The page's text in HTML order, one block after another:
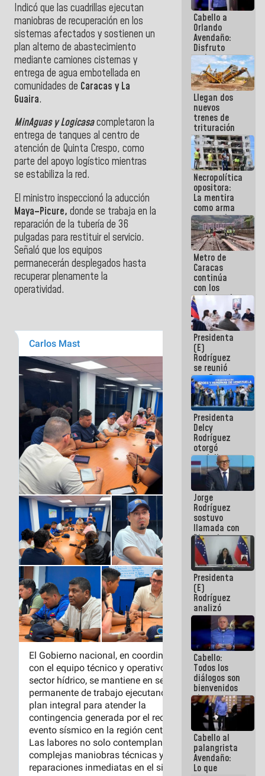
Indicó que las cuadrillas ejecutan
maniobras de recuperación en los
sistemas afectados y sostienen un
plan alterno de abastecimiento
mediante camiones cisternas y
entrega de agua embotellada en
comunidades de Caracas y La
Guaira.
MinAguas y Logicasacompletaron la
entrega de tanques al centro de
atención de Quinta Crespo, como
parte del apoyo logístico mientras
se estabiliza la red.
El ministro inspeccionó la aducción
Maya–Picure, donde se trabaja en la
reparación de la tubería de 36
pulgadas para restituir el servicio.
Señaló que los equipos
permanecerán desplegados hasta
recuperar plenamente la
operatividad.
Cabello a
Orlando
Avendaño:
Disfruto
cada vez
que escribes
porque lo
que haces
es
embarrarla
Llegan dos
nuevos
trenes de
trituración
para
optimizar
manejo de
escombros
en La Guaira
Necropolítica
opositora:
La mentira
como arma
contra el
Pueblo
Metro de
Caracas
continúa
con los
trabajos de
mantenimiento
e inspección
en la Línea 2
Presidenta
(E)
Rodríguez
se reunió
con Estado
Mayor
Eléctrico
para
abordar
planes de
acción
Presidenta
Delcy
Rodríguez
otorgó
medalla
"Héroe de
Venezuela"
a servidores
públicos
Jorge
Rodríguez
sostuvo
llamada con
Dinorah
Figuera y
acuerdan
primer
encuentro
presencial
para el
diálogo
Presidenta
(E)
Rodríguez
analizó
junto a
gobernadores
planes de
recuperación
del Sistema
Eléctrico
Nacional
Cabello:
Todos los
diálogos son
bienvenidos
siempre que
estén en el
marco de la
Constitución
de la
República
Cabello al
palangrista
Avendaño:
Lo que